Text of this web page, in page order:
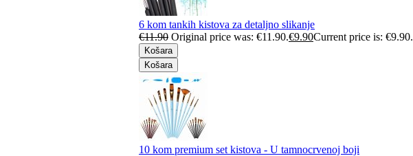
6 kom tankih kistova za detaljno slikanje
€11.90 Original price was: €11.90.€9.90Current price is: €9.90.
Košara
Košara
10 kom premium set kistova - U tamnocrvenoj boji